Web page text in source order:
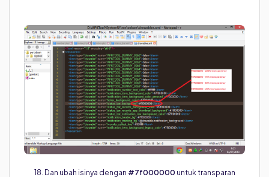
18. Dan ubah isinya dengan #7f000000 untuk transparan